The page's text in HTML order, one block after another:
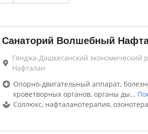
Санаторий Волшебный
Гянджа-Дашкесанский экономический
Нафталан
Опорно-двигательный аппарат,
кроветворных органов, органы ды…
Соллюкс, нафталанотерапия,